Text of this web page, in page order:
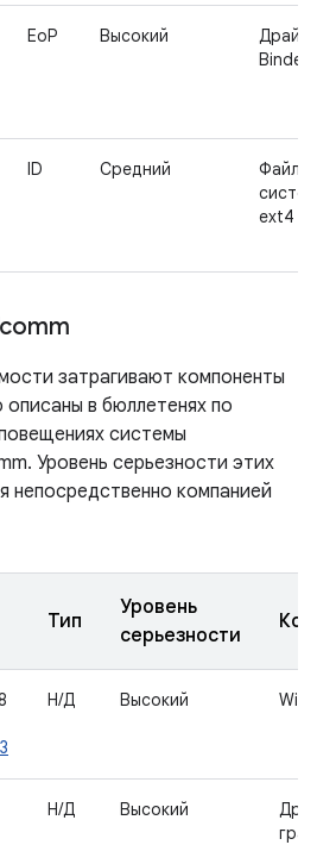
EoP Высокий
Binder
ID Средний
ext4
затрагивают компоненты
в бюллетенях по
системы
Уровень серьезности этих
непосредственно компанией
Тип
Уровень
серьезности
Н/Д Высокий Wi-Fi
Н/Д Высокий